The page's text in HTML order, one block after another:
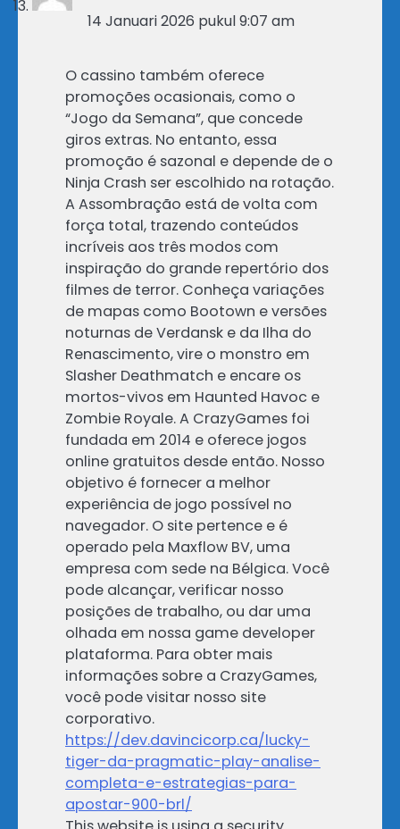
14 Januari 2026 pukul 9:07 am
O cassino também oferece
promoções ocasionais, como o
“Jogo da Semana”, que concede
giros extras. No entanto, essa
promoção é sazonal e depende de o
Ninja Crash ser escolhido na rotação.
A Assombração está de volta com
força total, trazendo conteúdos
incríveis aos três modos com
inspiração do grande repertório dos
filmes de terror. Conheça variações
de mapas como Bootown e versões
noturnas de Verdansk e da Ilha do
Renascimento, vire o monstro em
Slasher Deathmatch e encare os
mortos-vivos em Haunted Havoc e
Zombie Royale. A CrazyGames foi
fundada em 2014 e oferece jogos
online gratuitos desde então. Nosso
objetivo é fornecer a melhor
experiência de jogo possível no
navegador. O site pertence e é
operado pela Maxflow BV, uma
empresa com sede na Bélgica. Você
pode alcançar, verificar nosso
posições de trabalho, ou dar uma
olhada em nossa game developer
plataforma. Para obter mais
informações sobre a CrazyGames,
você pode visitar nosso site
corporativo.
https://dev.davincicorp.ca/lucky-
tiger-da-pragmatic-play-analise-
completa-e-estrategias-para-
apostar-900-brl/